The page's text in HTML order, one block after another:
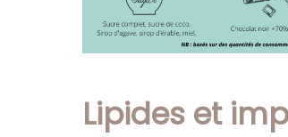
Lipides et